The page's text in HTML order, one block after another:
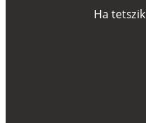
Ha tetszik